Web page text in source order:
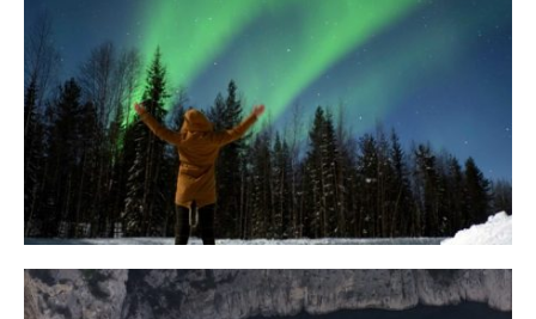
10 Tipps für eine erfolgreiche Jagd
auf Nordlichter
31. JANUAR 2018